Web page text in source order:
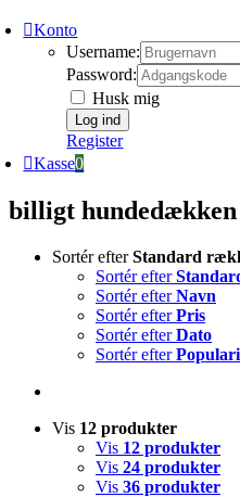
Konto
Username:
Password:
Husk mig
Register
Kasse0
billigt hundedækken
Sortér efterStandard
Sortér efter
Sortér efterNavn
Sortér efterPris
Sortér efterDato
Sortér efter
Vis 12 produkter
Vis 12 produkter
Vis 24 produkter
Vis 36 produkter